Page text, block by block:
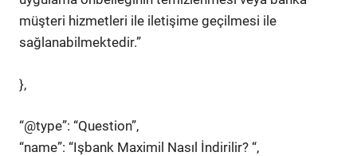
müşteri hizmetleri ile iletişime geçilmesi ile
sağlanabilmektedir.”
},
“@type”: “Question”,
“name”: “Işbank Maximil Nasıl İndirilir? “,